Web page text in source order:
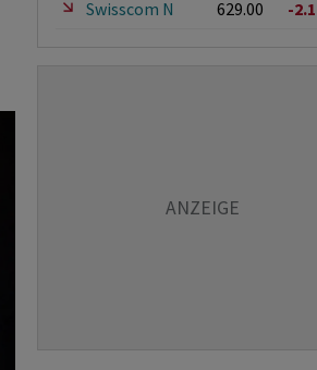
Swisscom N
629.00 -